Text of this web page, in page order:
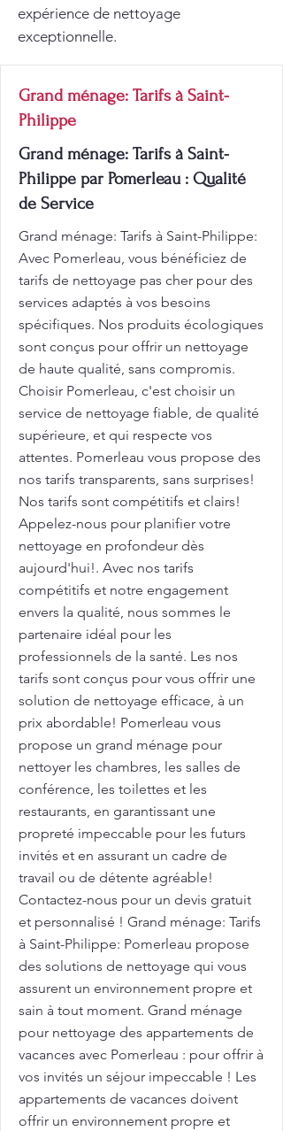
expérience de nettoyage
exceptionnelle.
Grand ménage: Tarifs à Saint-
Philippe
Grand ménage: Tarifs à Saint-
Philippe par Pomerleau : Qualité
de Service
Grand ménage: Tarifs à Saint-Philippe:
Avec Pomerleau, vous bénéficiez de
tarifs de nettoyage pas cher pour des
services adaptés à vos besoins
spécifiques. Nos produits écologiques
sont conçus pour offrir un nettoyage
de haute qualité, sans compromis.
Choisir Pomerleau, c'est choisir un
service de nettoyage fiable, de qualité
supérieure, et qui respecte vos
attentes. Pomerleau vous propose des
nos tarifs transparents, sans surprises!
Nos tarifs sont compétitifs et clairs!
Appelez-nous pour planifier votre
nettoyage en profondeur dès
aujourd'hui!. Avec nos tarifs
compétitifs et notre engagement
envers la qualité, nous sommes le
partenaire idéal pour les
professionnels de la santé. Les nos
tarifs sont conçus pour vous offrir une
solution de nettoyage efficace, à un
prix abordable! Pomerleau vous
propose un grand ménage pour
nettoyer les chambres, les salles de
conférence, les toilettes et les
restaurants, en garantissant une
propreté impeccable pour les futurs
invités et en assurant un cadre de
travail ou de détente agréable!
Contactez-nous pour un devis gratuit
et personnalisé ! Grand ménage: Tarifs
à Saint-Philippe: Pomerleau propose
des solutions de nettoyage qui vous
assurent un environnement propre et
sain à tout moment. Grand ménage
pour nettoyage des appartements de
vacances avec Pomerleau : pour offrir à
vos invités un séjour impeccable ! Les
appartements de vacances doivent
offrir un environnement propre et